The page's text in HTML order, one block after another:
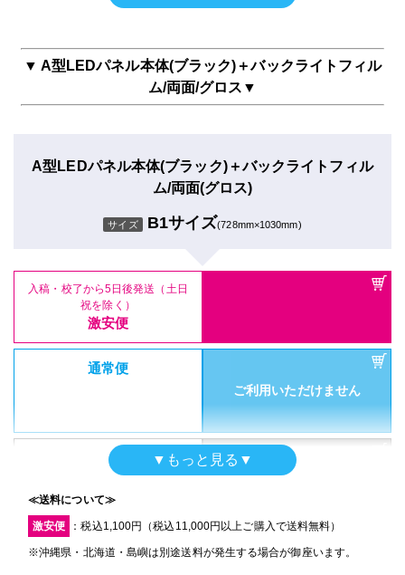
入稿・校了から5日後発送（土日
特急便
ム/両面(グロス)
A1サイズ
入稿・校了から5日後発送（土日
特急便
A型LEDパネル本体(シルバー)＋バックライトフィル
ム/両面(グロス)
サイズ
ご利用いただけません
A型LEDパネル本体(ブラック)＋バックライトフィル
サイズ B2サイズ(515mm×728mmm)
入稿・校了から5日後発送（土日
通常便
ご利用いただけません
A型LEDパネル本体(ブラック)＋バックライトフィル
ム/片面(グロス)
▼ A型LEDパネル本体(ブラック)＋バックライトフィル
ム/両面/グロス▼
A型LEDパネル本体(ブラック)＋バックライトフィル
ム/両面(グロス)
サイズ B1サイズ(728mm×1030mm)
入稿・校了から5日後発送（土日
祝を除く）
激安便
通常便
ご利用いただけません
特急便
ご利用いただけません
▼もっと見る▼
≪送料について≫
激安便 ：税込1,100円（税込11,000円以上ご購入で送料無料）
※沖縄県・北海道・島嶼は別途送料が発生する場合が御座います。